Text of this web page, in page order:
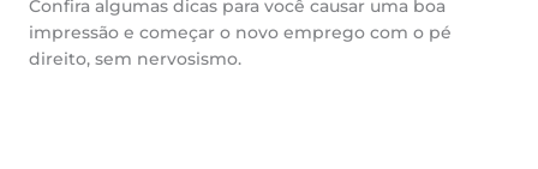
Confira algumas dicas para você causar uma boa
impressão e começar o novo emprego com o pé
direito, sem nervosismo.